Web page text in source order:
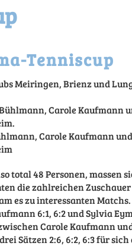
Tenniscup
Meiringen, Brienz und
Carole Kaufmann
total 48 Personen, massen
die zahlreichen
es zu interessanten
6:1, 6:2 und Sylvia
Carole Kaufmann
Sätzen 2:6, 6:2, 6:3 für sich